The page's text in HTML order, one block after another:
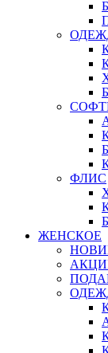
ФЛИС
ЖЕНСКОЕ